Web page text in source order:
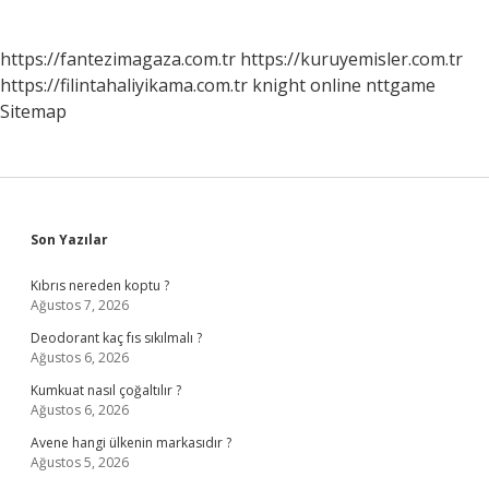
https://fantezimagaza.com.tr https://kuruyemisler.com.tr
https://filintahaliyikama.com.tr knight online nttgame
Sitemap
Sidebar
Son Yazılar
Kıbrıs nereden koptu ?
Ağustos 7, 2026
Deodorant kaç fıs sıkılmalı ?
Ağustos 6, 2026
Kumkuat nasıl çoğaltılır ?
Ağustos 6, 2026
Avene hangi ülkenin markasıdır ?
Ağustos 5, 2026